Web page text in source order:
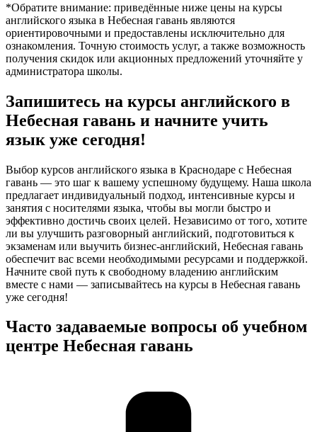
*Обратите внимание: приведённые ниже цены на курсы
английского языка в Небесная гавань являются
ориентировочными и предоставлены исключительно для
ознакомления. Точную стоимость услуг, а также возможность
получения скидок или акционных предложений уточняйте у
администратора школы.
Запишитесь на курсы английского в
Небесная гавань и начните учить
язык уже сегодня!
Выбор курсов английского языка в Краснодаре с Небесная
гавань — это шаг к вашему успешному будущему. Наша школа
предлагает индивидуальный подход, интенсивные курсы и
занятия с носителями языка, чтобы вы могли быстро и
эффективно достичь своих целей. Независимо от того, хотите
ли вы улучшить разговорный английский, подготовиться к
экзаменам или выучить бизнес-английский, Небесная гавань
обеспечит вас всеми необходимыми ресурсами и поддержкой.
Начните свой путь к свободному владению английским
вместе с нами — записывайтесь на курсы в Небесная гавань
уже сегодня!
Часто задаваемые вопросы об учебном
центре Небесная гавань